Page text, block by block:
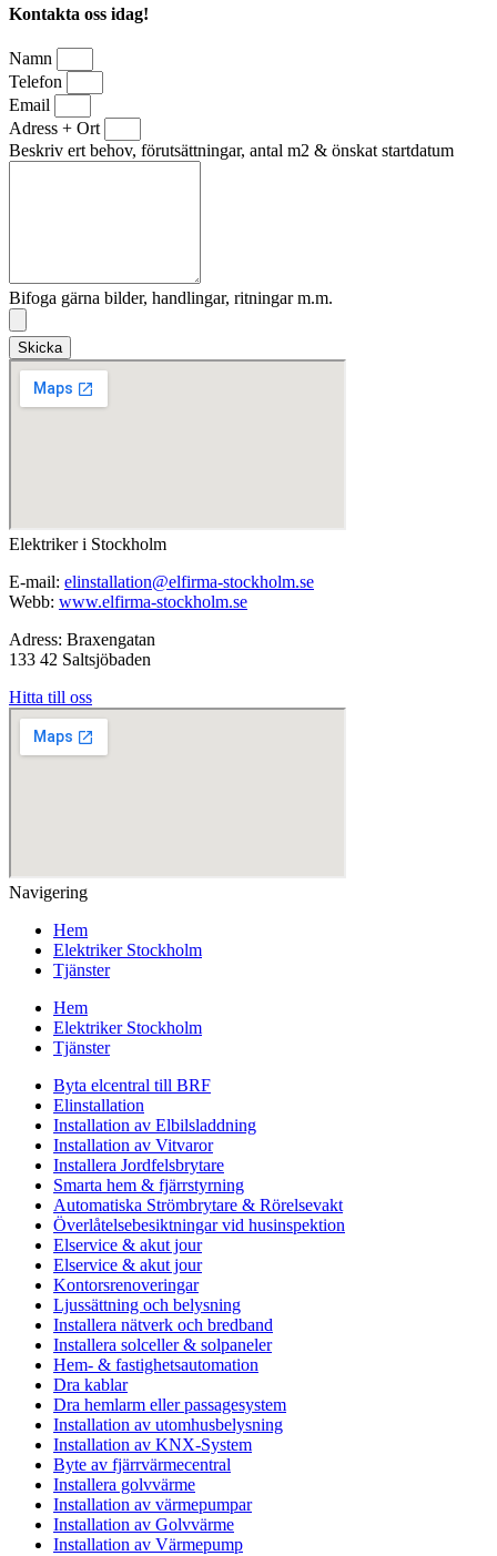
Kontakta oss idag!
Namn
Telefon
Email
Adress + Ort
Beskriv ert behov, förutsättningar, antal m2 & önskat startdatum
Bifoga gärna bilder, handlingar, ritningar m.m.
Skicka
Elektriker i Stockholm
E-mail: elinstallation@elfirma-stockholm.se
Webb: www.elfirma-stockholm.se
Adress: Braxengatan
133 42 Saltsjöbaden
Hitta till oss
Navigering
Hem
Elektriker Stockholm
Tjänster
Hem
Elektriker Stockholm
Tjänster
Byta elcentral till BRF
Elinstallation
Installation av Elbilsladdning
Installation av Vitvaror
Installera Jordfelsbrytare
Smarta hem & fjärrstyrning
Automatiska Strömbrytare & Rörelsevakt
Överlåtelsebesiktningar vid husinspektion
Elservice & akut jour
Elservice & akut jour
Kontorsrenoveringar
Ljussättning och belysning
Installera nätverk och bredband
Installera solceller & solpaneler
Hem- & fastighetsautomation
Dra kablar
Dra hemlarm eller passagesystem
Installation av utomhusbelysning
Installation av KNX-System
Byte av fjärrvärmecentral
Installera golvvärme
Installation av värmepumpar
Installation av Golvvärme
Installation av Värmepump